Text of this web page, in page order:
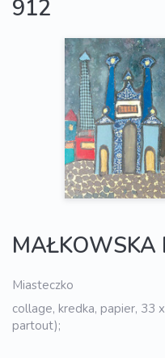
912
MAŁKOWSKA
Miasteczko
collage, kredka, papier,
partout);